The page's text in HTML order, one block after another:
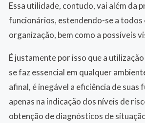
Essa utilidade, contudo, vai além da
funcionários, estendendo-se a todos
organização, bem como a possíveis
É justamente por isso que a
se faz essencial em qualquer
afinal, é inegável a eficiência de suas
apenas na indicação dos níveis de
obtenção de diagnósticos de